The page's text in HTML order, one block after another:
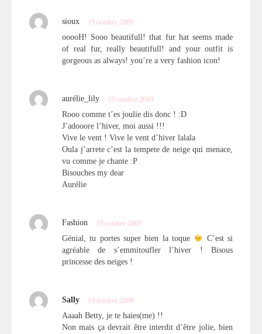
sioux 19 octobre 2009
ooooH! Sooo beautifull! that fur hat seems made
of real fur, really beautifull! and your outfit is
gorgeous as always! you’re a very fashion icon!
aurélie_lily 19 octobre 2009
Rooo comme t’es joulie dis donc ! :D
J’adooore l’hiver, moi aussi !!!
Vive le vent ! Vive le vent d’hiver lalala
Oula j’arrete c’est la tempete de neige qui menace,
vu comme je chante :P
Bisouches my dear
Aurélie
Fashion 19 octobre 2009
Génial, tu portes super bien la toque
C’est si
agréable de s’emmitoufler l’hiver ! Bisous
princesse des neiges !
Sally 19 octobre 2009
Aaaah Betty, je te haies(me) !!
Non mais ça devrait être interdit d’être jolie, bien